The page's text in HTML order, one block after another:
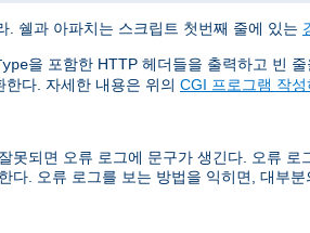
. 쉘과 아파치는 스크립트 첫번째 줄에 있는
을 포함한 HTTP 헤더들을 출력하고 빈
한다. 자세한 내용은 위의 CGI 프로그램 작성
못되면 오류 로그에 문구가 생긴다. 오류
다. 오류 로그를 보는 방법을 익히면, 대부